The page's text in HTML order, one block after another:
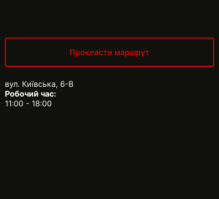
Прокласти маршрут
вул. Київська, 6-В
Робочий час:
11:00 - 18:00